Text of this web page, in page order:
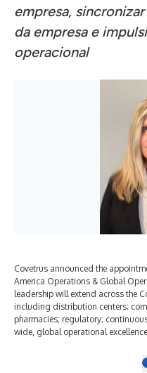
empresa,
da empresa e
operacional
Covetrus announced the
America Operations & Global
leadership will extend across the
including distribution centers;
pharmacies; regulatory;
wide, global operational